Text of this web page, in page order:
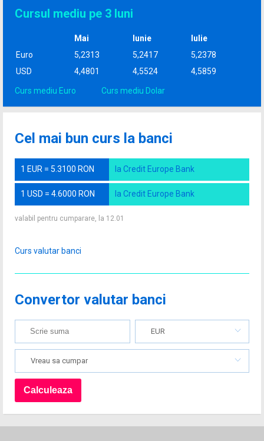
Cursul mediu pe 3 luni
Mai Iunie
Iulie
Euro
5,2313 5,2417
5,2378
USD
4,4801 4,5524 4,5859
Curs mediu Euro Curs mediu Dolar
Cel mai bun curs la banci
1 EUR = 5.3100 RON la Credit Europe Bank
1 USD = 4.6000 RON la Credit Europe Bank
valabil pentru cumparare, la 12.01
Curs valutar banci
Convertor valutar banci
EUR
Vreau sa cumpar